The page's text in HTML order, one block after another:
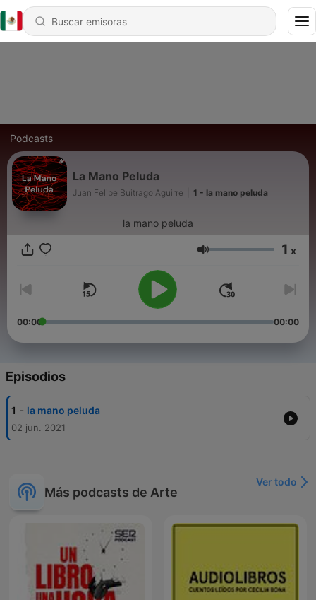
Podcasts
La Mano Peluda
Juan Felipe Buitrago Aguirre 1 - la mano peluda
la mano peluda
Volumen 1 x
00:00 00:00
Episodios
1 - la mano peluda
02 jun. 2021
Más podcasts de Arte
Ver todo